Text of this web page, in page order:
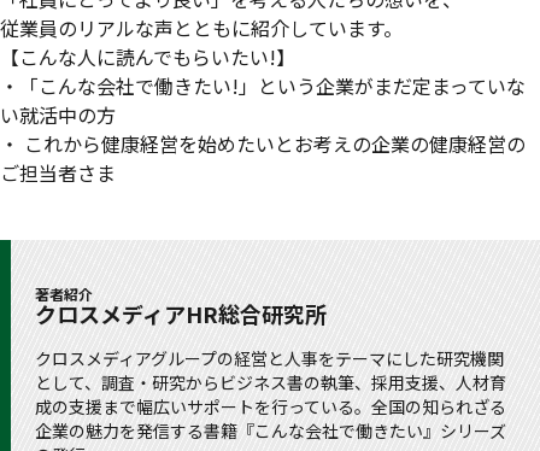
従業員のリアルな声とともに紹介しています。
【こんな人に読んでもらいたい!】
・「こんな会社で働きたい!」という企業がまだ定まっていな
い就活中の方
・ これから健康経営を始めたいとお考えの企業の健康経営の
ご担当者さま
著者紹介
クロスメディアHR総合研究所
クロスメディアグループの経営と人事をテーマにした研究機関
として、調査・研究からビジネス書の執筆、採用支援、人材育
成の支援まで幅広いサポートを行っている。全国の知られざる
企業の魅力を発信する書籍『こんな会社で働きたい』シリーズ